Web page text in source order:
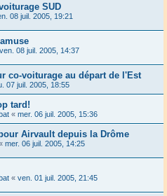
SUD
08 juil. 2005, 19:21
ven. 08 juil. 2005, 14:37
co-voiturage au départ de l'Est
07 juil. 2005, 18:55
tard!
« mer. 06 juil. 2005, 15:36
Airvault depuis la Drôme
mer. 06 juil. 2005, 14:25
« ven. 01 juil. 2005, 21:45